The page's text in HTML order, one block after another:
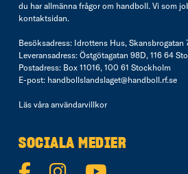
du har allmänna frågor om handboll. Vi som
kontaktsidan.
Besöksadress: Idrottens Hus, Skansbrogatan
Leveransadress: Östgötagatan 98D, 116 64
Postadress: Box 11016, 100 61 Stockholm
E-post: handbollslandslaget@handboll.rf.se
Läs våra användarvillkor
SOCIALA MEDIER